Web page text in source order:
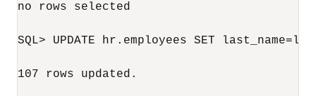
no rows selected
SQL> UPDATE hr.employees SET
107 rows updated.